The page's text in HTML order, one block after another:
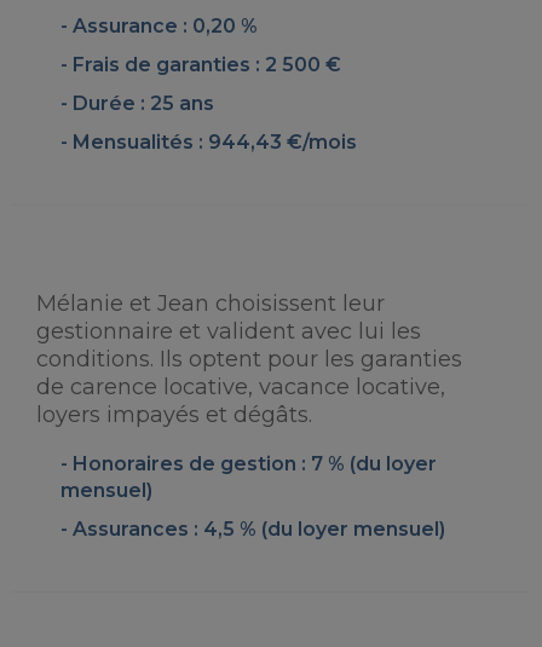
Assurance : 0,20 %
Frais de garanties : 2 500 €
Durée : 25 ans
Mensualités : 944,43 €/mois
Mélanie et Jean choisissent leur
gestionnaire et valident avec lui les
conditions. Ils optent pour les garanties
de carence locative, vacance locative,
loyers impayés et dégâts.
Honoraires de gestion : 7 % (du loyer
mensuel)
Assurances : 4,5 % (du loyer mensuel)